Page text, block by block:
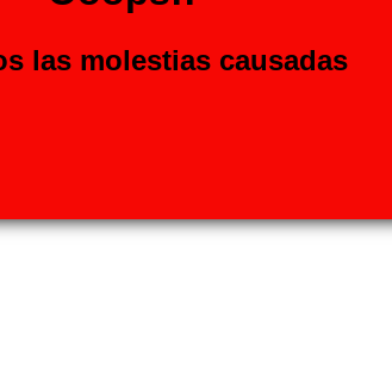
las molestias causadas